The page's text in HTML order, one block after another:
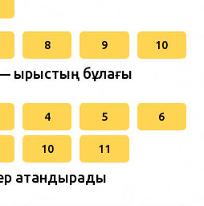
8 9 10
ырыстың бұлағы
4 5 6
10 11
атандырады